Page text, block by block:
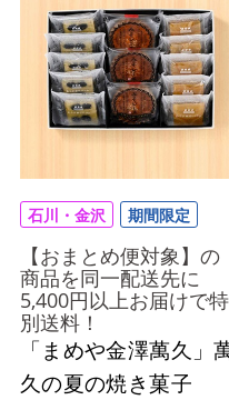
石川・金沢 期間限定
【おまとめ便対象】の
商品を同一配送先に
5,400円以上お届けで特
別送料！
「まめや金澤萬久」
久の夏の焼き菓子